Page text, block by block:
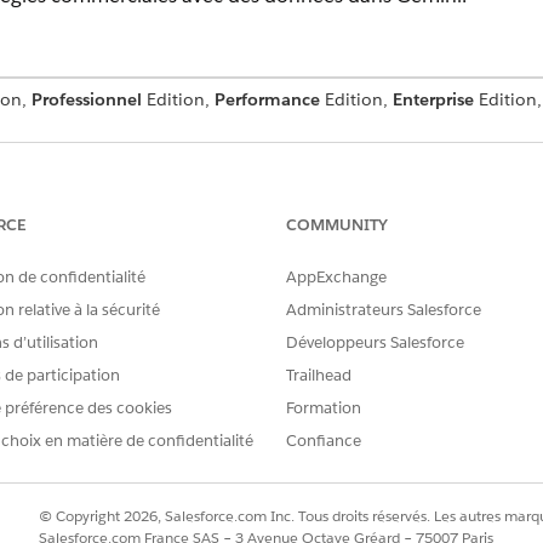
Professionnel Edition, PerformanceEdition, EnterpriseEdition,
Agentforce pour Gemini (bêta)
à Gemini Enterprise pour permettre à vos vendeurs de
entre deux espaces de travail.
à Agentforce Sales Agent pour Gemini (bêta)
pour Gemini, connectez votre compte Salesforce dans
PROBLÈME ?
de confidentialité
relative à la sécurité
d’utilisation
de participation
des cookies
choix en matière de confidentialité
COMMUNITY
AppExchange
Administrateurs Salesforce
Développeurs Salesforce
Trailhead
Formation
Confiance
© Copyright 2026, Salesforce.com Inc. Tous droits réservés. Les autres
Salesforce.com France SAS – 3 Avenue Octave Gréard – 75007 Paris